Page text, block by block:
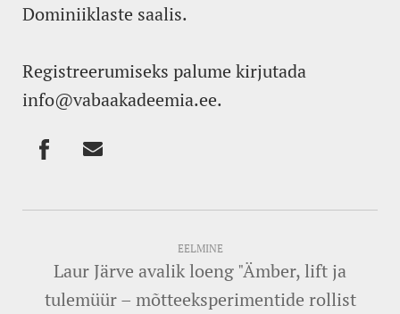
Dominiiklaste saalis.
Registreerumiseks palume kirjutada
info@vabaakadeemia.ee.
EELMINE
Laur Järve avalik loeng "Ämber, lift ja
tulemüür – mõtteeksperimentide rollist